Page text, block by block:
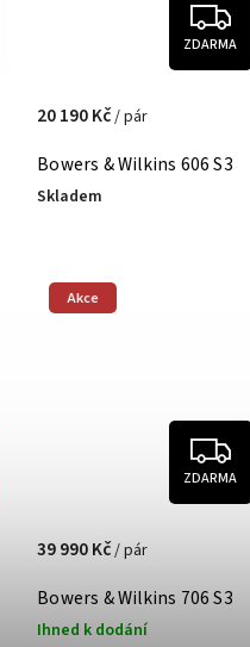
ZDARMA
Bowers & Wilkins 606 S3
Skladem
20 190 Kč/ pár
Akce
ZDARMA
Bowers & Wilkins 706 S3
Ihned k dodání
39 990 Kč/ pár